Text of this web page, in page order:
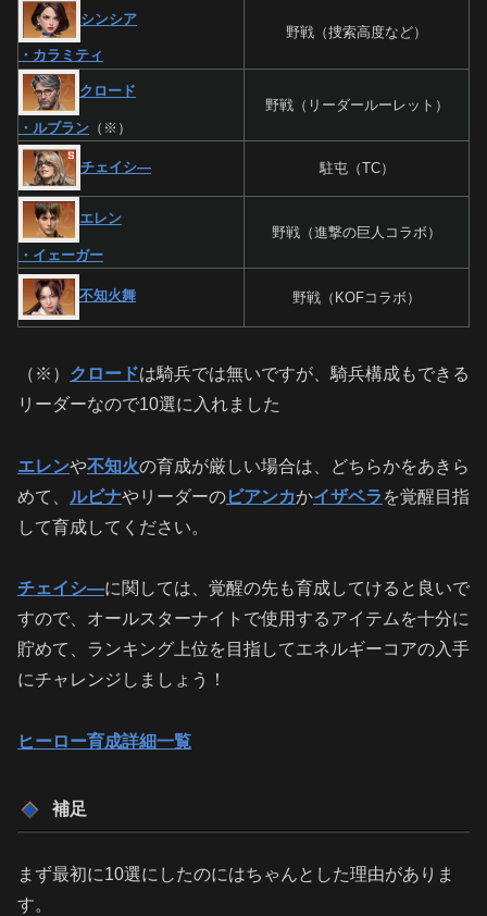
シンシア
・カラミティ
野戦（捜索高度など）
クロード
・ルブラン （※）
野戦（リーダールーレット）
チェイシ― 駐屯（TC）
エレン
・イェーガー
野戦（進撃の巨人コラボ）
不知火舞 野戦（KOFコラボ）
（※） クロードは騎兵では無いですが、騎兵構成もできる
リーダーなので10選に入れました
エレンや不知火の育成が厳しい場合は、どちらかをあきら
めて、 ルビナやリーダーのビアンカかイザベラ を覚醒目指
して育成してください。
チェイシ―に関しては、覚醒の先も育成してけると良いで
すので、オールスターナイトで使用するアイテムを十分に
貯めて、ランキング上位を目指してエネルギーコアの入手
にチャレンジしましょう！
ヒーロー育成詳細一覧
補足
まず最初に10選にしたのにはちゃんとした理由がありま
す。